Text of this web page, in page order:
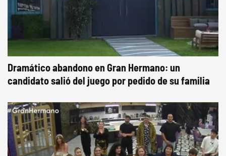
Dramático abandono en Gran Hermano: un
candidato salió del juego por pedido de su familia